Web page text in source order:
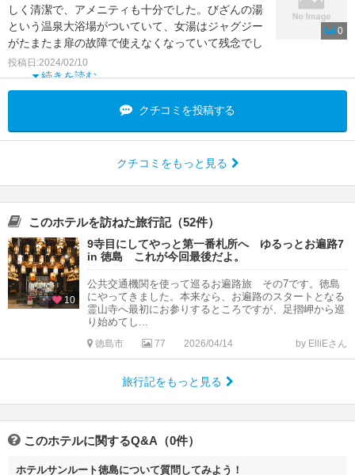
しく清潔で、アメニティも十分でした。びざんの湯
という温泉大浴場がついていて、女湯はジャグジー
がたまたま扉の故障で使えなくなっていて残念でし
たが、お湯はとて
続きを読む
投稿日:2024/02/10
0
クチコミを投稿する
クチコミをもっと見る
このホテルを訪ねた旅行記（52件）
10
9寺目にしてやっと第一番札所へ ゆるっとお遍路7
in 徳島 これが今回最後だよ。
公共交通機関を使って巡るお遍路旅 その7です。徳島
にやってきました。本来なら、お遍路のスタートとなる
霊山寺へ最初にお参りするところですが、足摺岬から巡
り始めてし...
徳島市 77 2026/04/14 by ElliEさん
旅行記をもっと見る
このホテルに関するQ&A（0件）
ホテルサンルート徳島について質問してみよう！